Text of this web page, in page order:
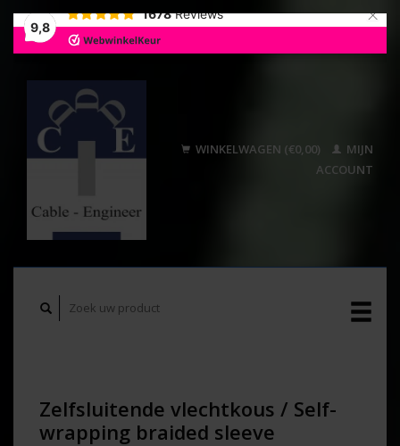
9,8
1678 Reviews ×
WINKELWAGEN (€0,00)
MIJN
ACCOUNT
Zelfsluitende vlechtkous / Self-
wrapping braided sleeve